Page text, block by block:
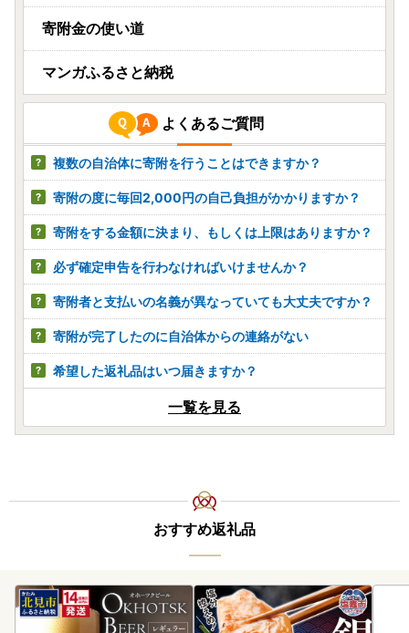
寄附金の使い道
マンガふるさと納税
よくあるご質問
複数の自治体に寄附を行うことはできますか？
寄附の度に毎回2,000円の自己負担がかかりますか？
寄附をする金額に決まり、もしくは上限はありますか？
必ず確定申告を行わなければいけませんか？
寄附者と支払いの名義が異なっていても大丈夫ですか？
寄附が完了したのに自治体からの連絡がない
希望した返礼品はいつ届きますか？
一覧を見る
おすすめ返礼品